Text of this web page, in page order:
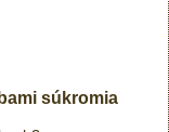
súkromia